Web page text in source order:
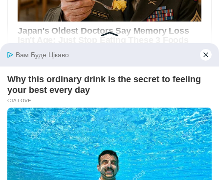
Вам Буде Цікаво
Why this ordinary drink is the secret to feeling
your best every day
CTA LOVE